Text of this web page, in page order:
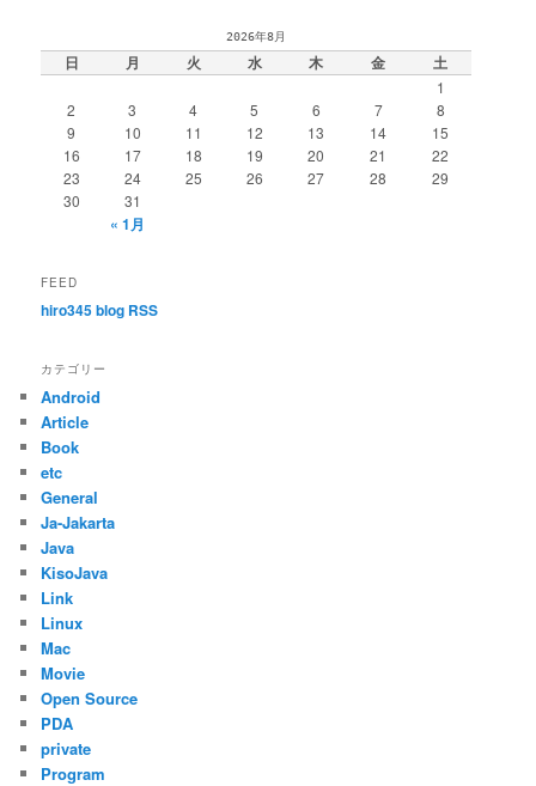
2026年8月
日 月 火 水 木 金 土
1
2
3 4 5 6 7
8
9
10 11 12 13 14
15
16
17 18 19 20 21
22
23
24 25 26 27 28
29
30
31
« 1月
FEED
hiro345 blog RSS
カテゴリー
Android
Article
Book
etc
General
Ja-Jakarta
Java
KisoJava
Link
Linux
Mac
Movie
Open Source
PDA
private
Program